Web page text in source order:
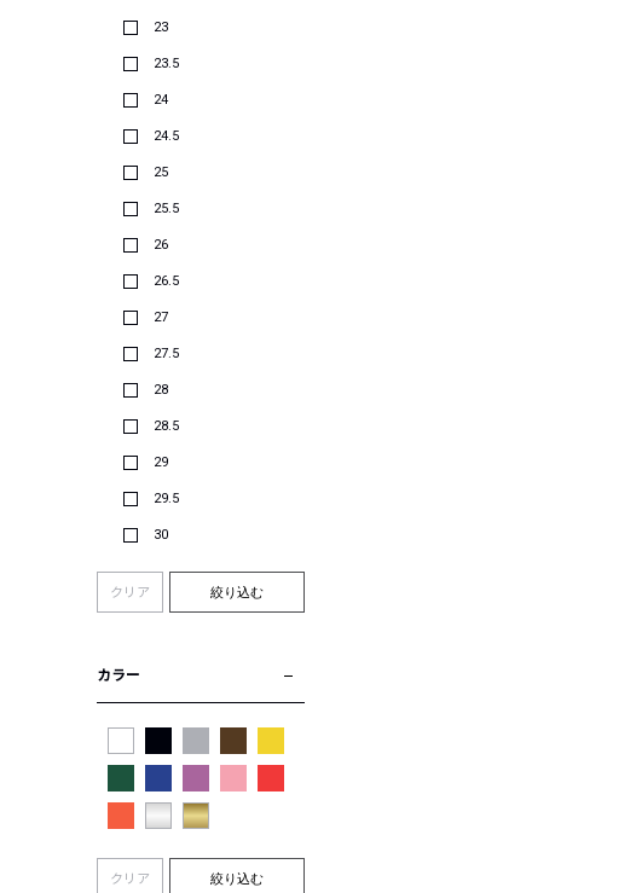
23
23.5
24
24.5
25
25.5
26
26.5
27
27.5
28
28.5
29
29.5
30
クリア 絞り込む
カラー
クリア 絞り込む